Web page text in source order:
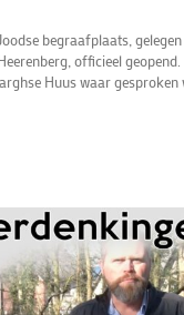
begraafplaats,
officieel
Huus waar gesproken